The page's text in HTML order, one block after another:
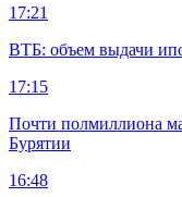
17:21
ВТБ: объем выдачи
17:15
Почти полмиллиона
Бурятии
16:48